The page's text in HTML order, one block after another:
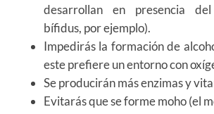
desarrollan en presencia
bífidus, por ejemplo).
Impedirás la formación de
este prefiere un entorno con
Se producirán más enzimas y
Evitarás que se forme moho (el